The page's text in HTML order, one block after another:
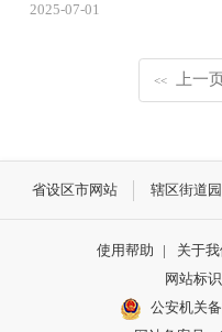
2025-07-01
<< 上一
省设区市网站 辖区街道
使用帮助 | 关于我
网站标
公安机关